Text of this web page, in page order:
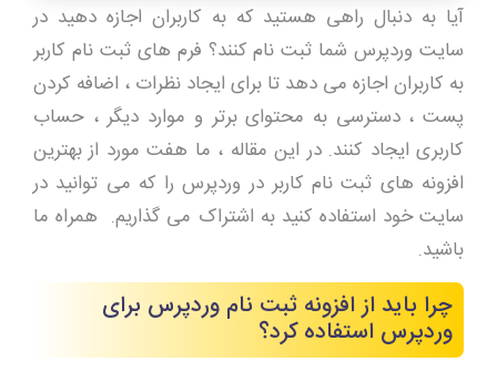
آیا به دنبال راهی هستید که به کاربران اجازه دهید در
سایت وردپرس شما ثبت نام کنند؟ فرم های ثبت نام کاربر
به کاربران اجازه می دهد تا برای ایجاد نظرات ، اضافه کردن
پست ، دسترسی به محتوای برتر و موارد دیگر ، حساب
کاربری ایجاد کنند. در این مقاله ، ما هفت مورد از بهترین
افزونه های ثبت نام کاربر در وردپرس را که می توانید در
سایت خود استفاده کنید به اشتراک می گذاریم. همراه ما
باشید.
چرا باید از افزونه ثبت نام وردپرس برای
وردپرس استفاده کرد؟